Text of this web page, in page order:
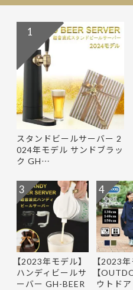
スタンドビールサーバー 2
024年モデル サンドブラッ
ク GH…
1
【2023年モデル】
ハンディビールサ
ーバー GH-BEER
3
【2023年
【
ウトド
4